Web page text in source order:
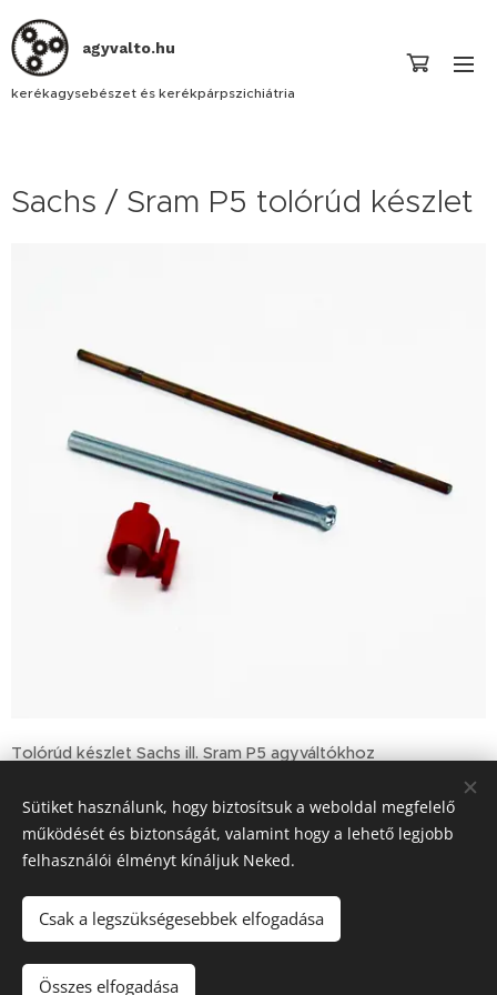
agyvalto.hu
kerékagysebészet és kerékpárpszichiátria
Sachs / Sram P5 tolórúd készlet
Tolórúd készlet Sachs ill. Sram P5 agyváltókhoz
4 210Ft
Sütik
Sütiket használunk, hogy biztosítsuk a weboldal megfelelő
működését és biztonságát, valamint hogy a lehető legjobb
felhasználói élményt kínáljuk Neked.
Csak a legszükségesebbek elfogadása
Összes elfogadása